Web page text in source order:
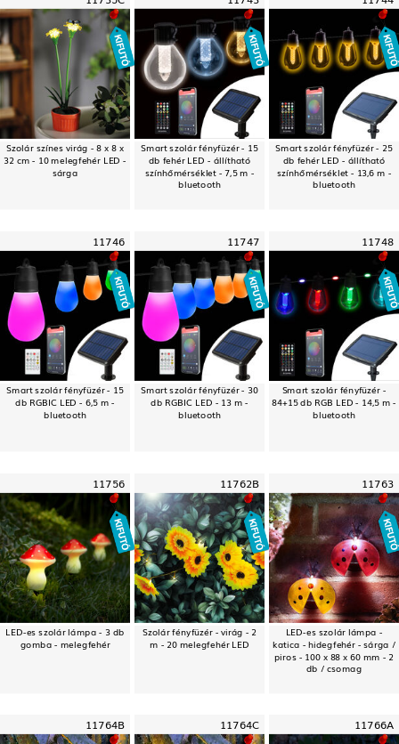
Szolár színes virág - 8 x 8 x
32 cm - 10 melegfehér LED -
sárga
Smart szolár fényfüzér - 15
db fehér LED - állítható
színhőmérséklet - 7,5 m -
bluetooth
Smart szolár fényfüzér - 25
db fehér LED - állítható
színhőmérséklet - 13,6 m -
bluetooth
11746
Smart szolár fényfüzér - 15
db RGBIC LED - 6,5 m -
bluetooth
11747
Smart szolár fényfüzér - 30
db RGBIC LED - 13 m -
bluetooth
11748
Smart szolár fényfüzér -
84+15 db RGB LED - 14,5 m -
bluetooth
11756
LED-es szolár lámpa - 3 db
gomba - melegfehér
11762B
Szolár fényfüzér - virág - 2
m - 20 melegfehér LED
11763
LED-es szolár lámpa -
katica - hidegfehér - sárga /
piros - 100 x 88 x 60 mm - 2
db / csomag
11764B 11764C 11766A